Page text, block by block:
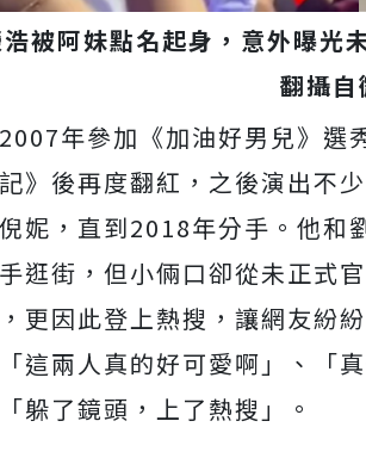
被阿妹點名起身，意外曝光
翻攝自
年參加《加油好男兒》選
記》後再度翻紅，之後演出不
妮，直到2018年分手。他和
逛街，但小倆口卻從未正式
更因此登上熱搜，讓網友紛
這兩人真的好可愛啊」、「
躲了鏡頭，上了熱搜」。